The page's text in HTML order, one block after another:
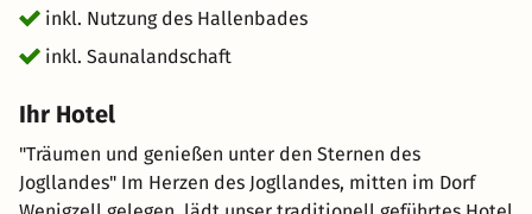
inkl. Nutzung des Hallenbades
inkl. Saunalandschaft
Ihr Hotel
"Träumen und genießen unter den Sternen des
Jogllandes" Im Herzen des Jogllandes, mitten im Dorf